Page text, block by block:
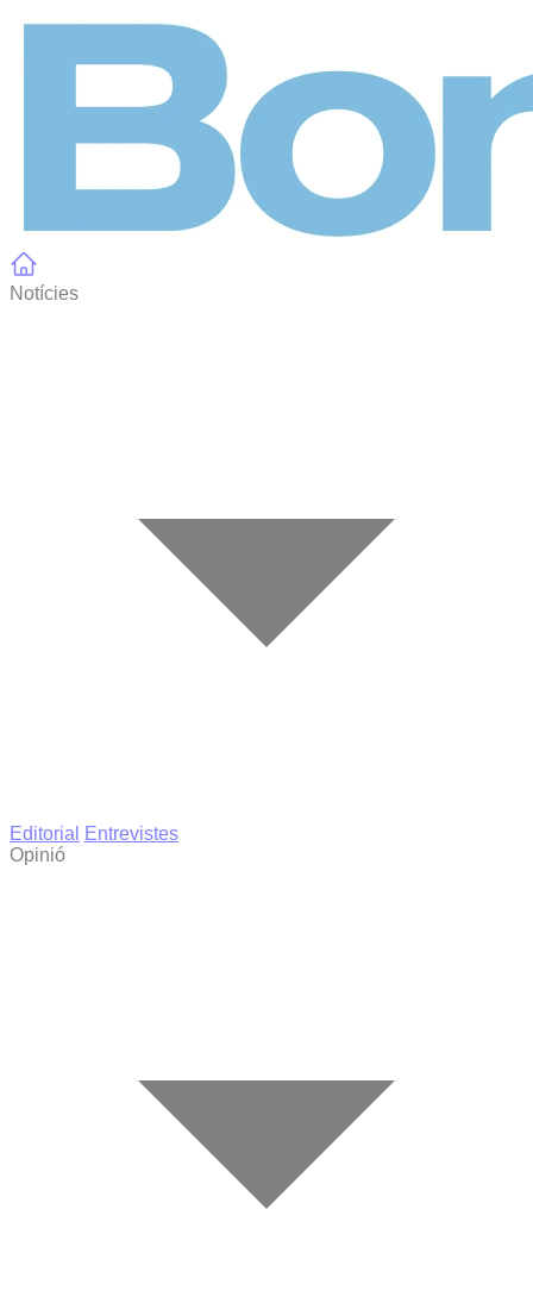
Notícies
Editorial
Entrevistes
Opinió